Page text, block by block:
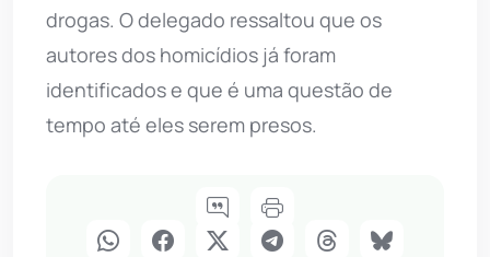
drogas. O delegado ressaltou que os
autores dos homicídios já foram
identificados e que é uma questão de
tempo até eles serem presos.